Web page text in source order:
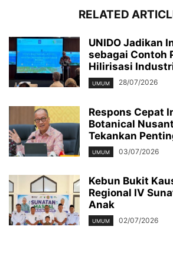
RELATED
UNIDO Jadikan
sebagai Contoh
Hilirisasi
UMUM 28/07/2026
Respons Cepat
Botanical
Tekankan
UMUM 03/07/2026
Kebun Bukit
Regional IV
Anak
UMUM 02/07/2026